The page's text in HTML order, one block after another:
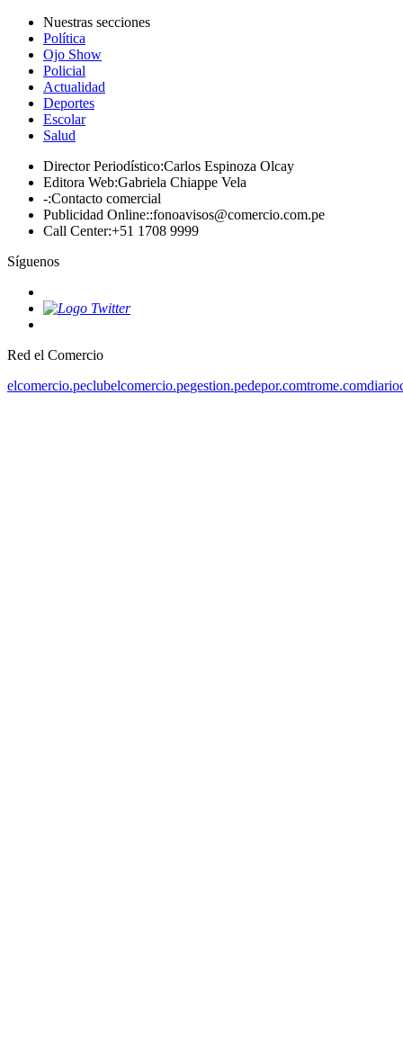
Nuestras secciones
Política
Ojo Show
Policial
Actualidad
Deportes
Escolar
Salud
Director Periodístico:Carlos Espinoza Olcay
Editora Web:Gabriela Chiappe Vela
-:Contacto comercial
Publicidad Online::fonoavisos@comercio.com.pe
Call Center:+51 1708 9999
Síguenos
Red el Comercio
elcomercio.peclubelcomercio.pegestion.pedepor.comtrome.com